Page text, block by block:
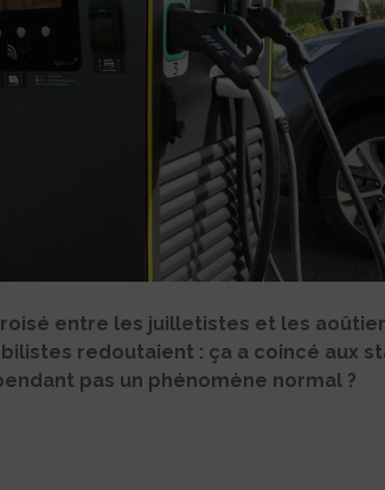
entre les juilletistes et les
redoutaient : ça a coincé aux
pas un phénomène normal ?